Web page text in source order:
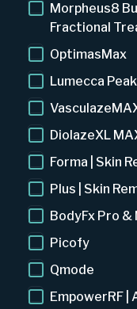
Morpheus8
Fractional
OptimasMax
Lumecca
DiolazeXL
Forma | Skin
Plus | Skin
BodyFx Pro &
Picofy
Qmode
EmpowerRF |